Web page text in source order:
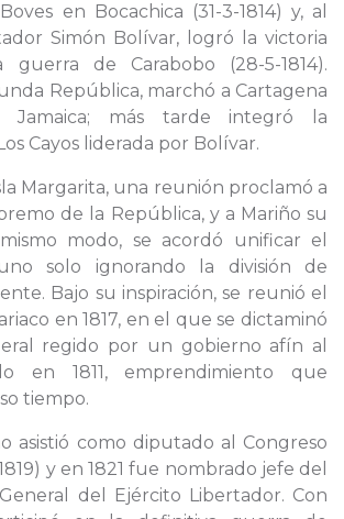
en Bocachica (31-3-1814) y, al
Simón Bolívar, logró la victoria
de Carabobo (28-5-1814).
República, marchó a Cartagena
más tarde integró la
Cayos liderada por Bolívar.
Margarita, una reunión proclamó a
de la República, y a Mariño su
modo, se acordó unificar el
solo ignorando la división de
Bajo su inspiración, se reunió el
en 1817, en el que se dictaminó
regido por un gobierno afín al
en 1811, emprendimiento que
tiempo.
asistió como diputado al Congreso
y en 1821 fue nombrado jefe del
del Ejército Libertador. Con